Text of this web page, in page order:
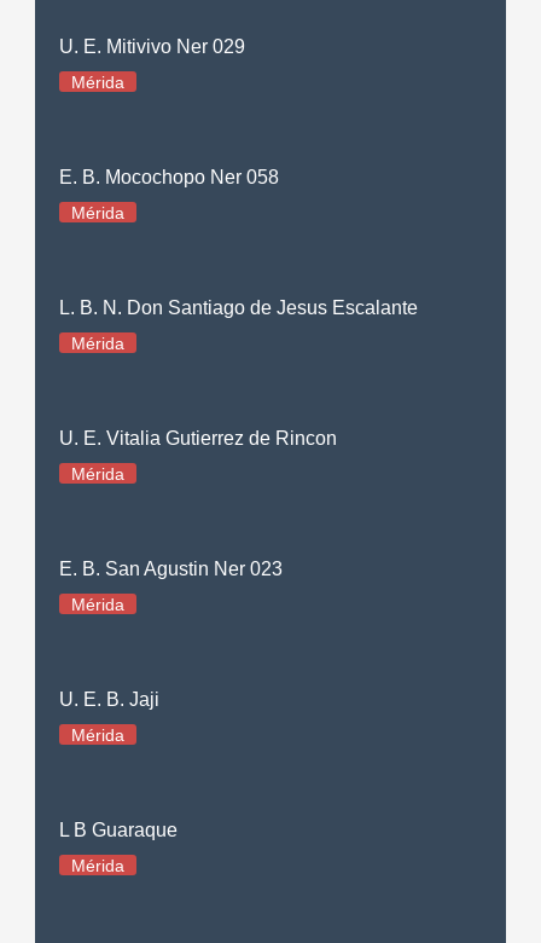
U. E. Mitivivo Ner 029
Mérida
E. B. Mocochopo Ner 058
Mérida
L. B. N. Don Santiago de Jesus Escalante
Mérida
U. E. Vitalia Gutierrez de Rincon
Mérida
E. B. San Agustin Ner 023
Mérida
U. E. B. Jaji
Mérida
L B Guaraque
Mérida